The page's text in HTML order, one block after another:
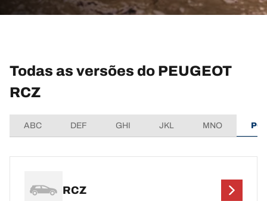
Todas as versões do PEUGEOT
RCZ
ABC DEF GHI JKL MNO
RCZ